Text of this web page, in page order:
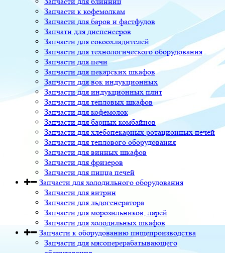
Запчасти к кофемолкам
Запчасти для баров и фастфудов
Запчати для диспенсеров
Запчасти для сокоохладителей
Запчасти для технологического оборудования
Запчасти для печи
Запчасти для пекарских шкафов
Запчасти для вок индукционных
Запчасти для индукционных плит
Запчасти для тепловых шкафов
Запчасти для кофемолок
Запчасти для барных комбайнов
Запчасти для хлебопекарных ротационных печей
Запчасти для теплового оборудования
Запчасти для винных шкафов
Запчасти для фризеров
Запчасти для пицца печей
Запчасти для холодильного оборудования
Запчасти для витрин
Запчасти для льдогенератора
Запчасти для морозильников, ларей
Запчасти для холодильных шкафов
Запчасти к оборудованию пищепроизводства
Запчасти для мясоперерабатывающего